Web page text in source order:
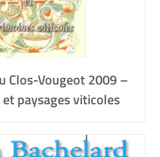
Clos-Vougeot 2009 –
paysages viticoles